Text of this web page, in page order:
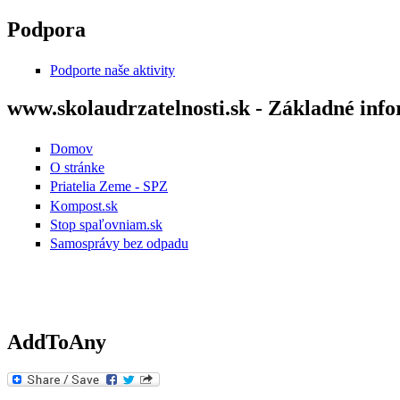
Skočiť na hlavný obsah
Podpora
Podporte naše aktivity
www.skolaudrzatelnosti.sk - Základné
Domov
O stránke
Priatelia Zeme - SPZ
Kompost.sk
Stop spaľovniam.sk
Samosprávy bez odpadu
AddToAny